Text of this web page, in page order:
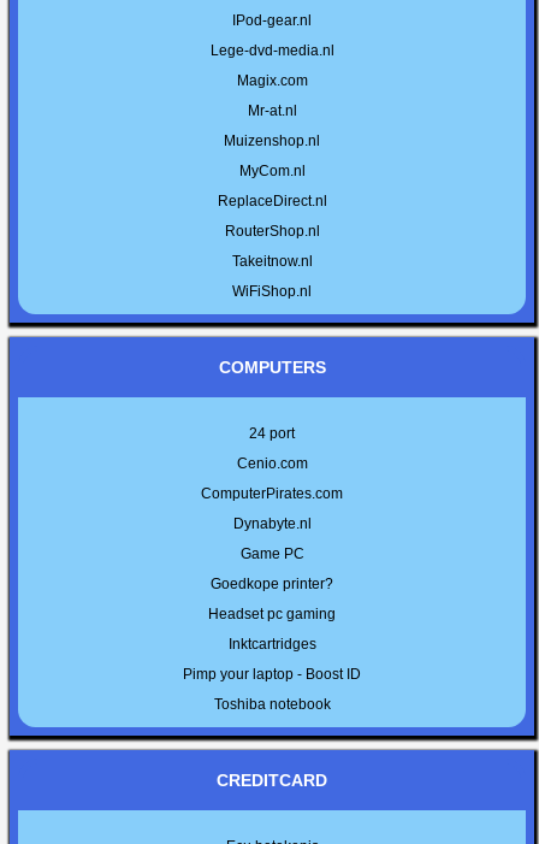
IPod-gear.nl
Lege-dvd-media.nl
Magix.com
Mr-at.nl
Muizenshop.nl
MyCom.nl
ReplaceDirect.nl
RouterShop.nl
Takeitnow.nl
WiFiShop.nl
COMPUTERS
24 port
Cenio.com
ComputerPirates.com
Dynabyte.nl
Game PC
Goedkope printer?
Headset pc gaming
Inktcartridges
Pimp your laptop - Boost ID
Toshiba notebook
CREDITCARD